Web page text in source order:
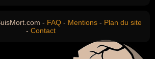
- FAQ - Mentions - Plan du site
- Contact